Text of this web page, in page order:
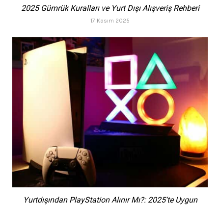
2025 Gümrük Kuralları ve Yurt Dışı Alışveriş Rehberi
17 Kasım 2025
Yurtdışından PlayStation Alınır Mı?: 2025’te Uygun